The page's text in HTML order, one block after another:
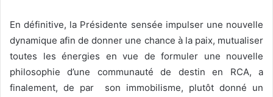
En définitive, la Présidente sensée impulser une nouvelle
dynamique afin de donner une chance à la paix, mutualiser
toutes les énergies en vue de formuler une nouvelle
philosophie d’une communauté de destin en RCA, a
finalement, de par son immobilisme, plutôt donné un